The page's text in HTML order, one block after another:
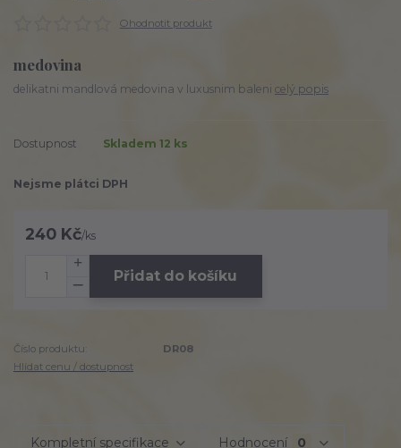
Ohodnotit produkt
medovina
delikatni mandlová medovina v luxusnim baleni celý popis
Dostupnost Skladem 12 ks
Nejsme plátci DPH
240 Kč/ks
Přidat do košíku
Číslo produktu:
DR08
Hlídat cenu / dostupnost
Kompletní specifikace Hodnocení 0